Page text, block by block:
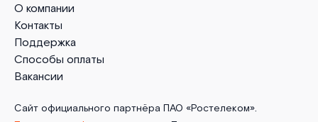
О компании
Контакты
Поддержка
Способы оплаты
Вакансии
Сайт официального партнёра ПАО «Ростелеком».